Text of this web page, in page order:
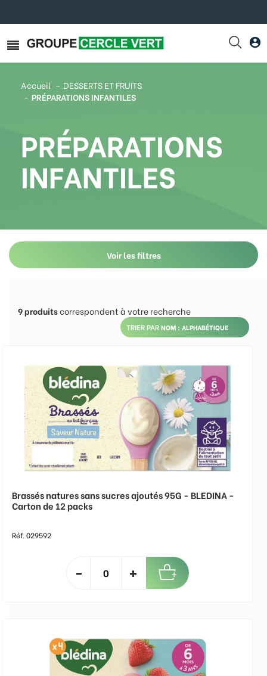
Accueil
DESSERTS ET FRUITS
PRÉPARATIONS INFANTILES
PRÉPARATIONS
INFANTILES
Voir les filtres
9produitscorrespondent à votre recherche
TRIER PAR
Brassés natures sans sucres ajoutés 95G - BLEDINA -
Carton de 12 packs
Réf. 029592